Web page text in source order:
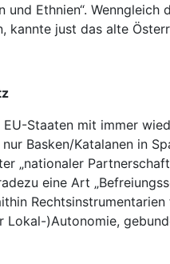
und Ethnien“.
kannte just das alte
EU-Staaten mit immer
Basken/Katalanen in
„nationaler
eine Art
Lokal-)Autonomie,